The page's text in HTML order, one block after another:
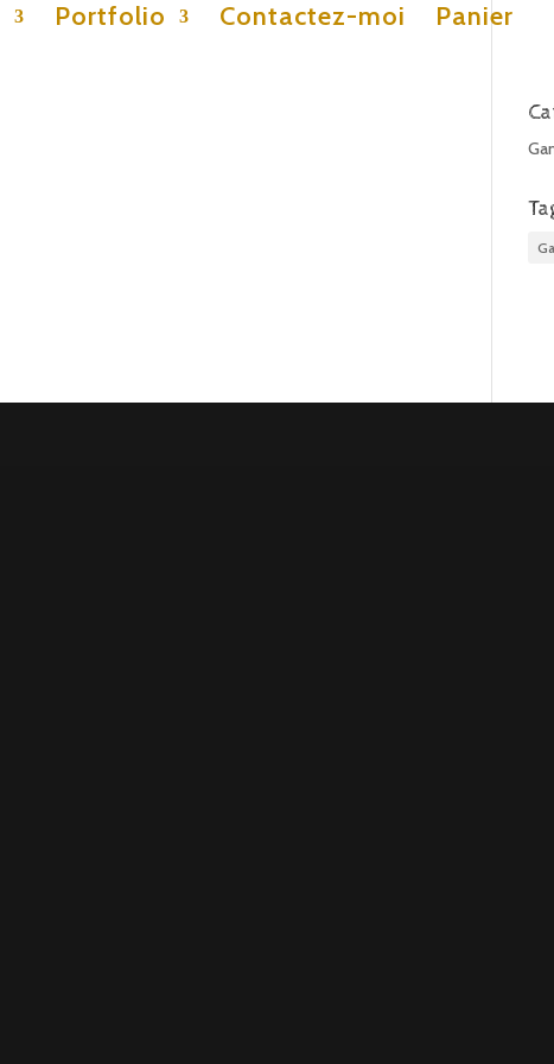
Portfolio Contactez-moi Panier